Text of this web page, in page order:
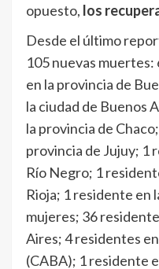
opuesto, los
Desde el último
105 nuevas
en la provincia de
la ciudad de Buenos
la provincia de
provincia de Jujuy; 1
Río Negro; 1
Rioja; 1 residente en
mujeres; 36
Aires; 4 residentes
(CABA); 1 residente